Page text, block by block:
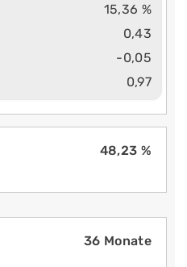
15,36 %
0,43
-0,05
0,97
48,23 %
36 Monate